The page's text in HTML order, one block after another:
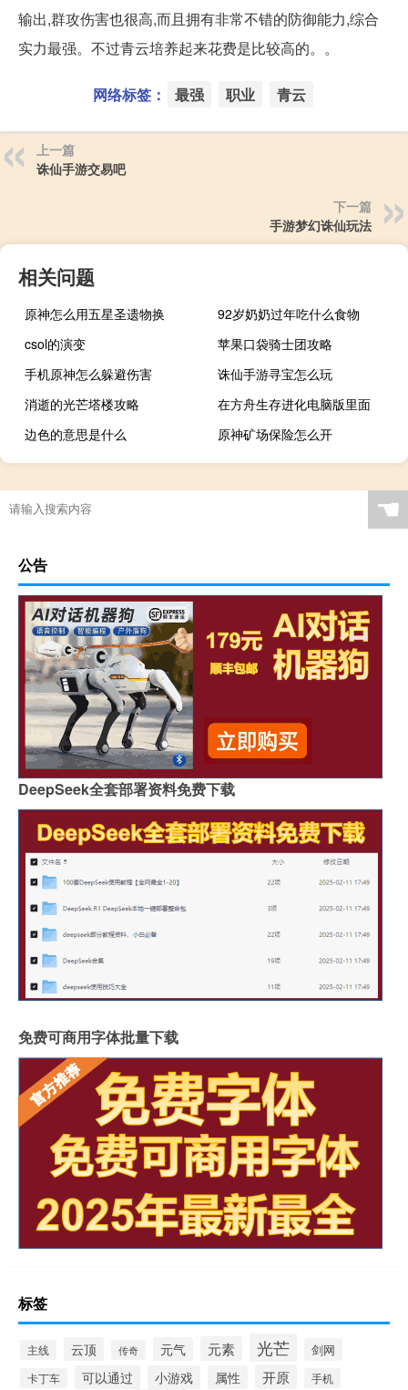
输出,群攻伤害也很高,而且拥有非常不错的防御能力,综合
实力最强。不过青云培养起来花费是比较高的。。
网络标签： 最强 职业 青云
上一篇
诛仙手游交易吧
下一篇
手游梦幻诛仙玩法
相关问题
原神怎么用五星圣遗物换
92岁奶奶过年吃什么食物
csol的演变
苹果口袋骑士团攻略
手机原神怎么躲避伤害
诛仙手游寻宝怎么玩
消逝的光芒塔楼攻略
在方舟生存进化电脑版里面
边色的意思是什么
原神矿场保险怎么开
☚
公告
DeepSeek全套部署资料免费下载
免费可商用字体批量下载
标签
主线 云顶 传奇 元气 元素 光芒 剑网
卡丁车 可以通过 小游戏 属性 开原 手机